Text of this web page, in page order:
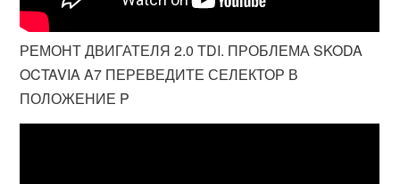
РЕМОНТ ДВИГАТЕЛЯ 2.0 TDI. ПРОБЛЕМА SKODA
OCTAVIA A7 ПЕРЕВЕДИТЕ СЕЛЕКТОР В
ПОЛОЖЕНИЕ P